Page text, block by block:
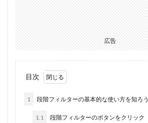
広告
目次
1 段階フィルターの基本的な使い方を知ろう
1.1 段階フィルターのボタンをクリック